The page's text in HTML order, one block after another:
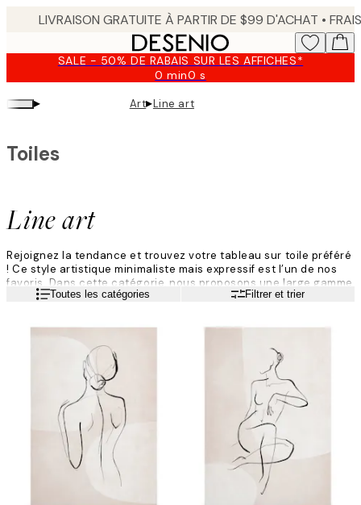
SALE - 50% DE RABAIS SUR LES AFFICHES*
0 min0 s
Valable
:
▸ Art▸Line art
Line art
Toiles
Rejoignez la tendance et trouvez votre tableau sur toile préféré
! Ce style artistique minimaliste mais expressif est l’un de nos
favoris. Dans cette catégorie, nous proposons une large gamme
d’art linéaire, dans différents styles et designs. Que vous aimiez
votre nouveau tableau sur toile préféré chez Desenio. Les
tableaux sur toile sont idéaux pour les compositions murales,
mais ils seront aussi beaux seuls.
Lire la suiteToutes les catégories Filtrer et trier